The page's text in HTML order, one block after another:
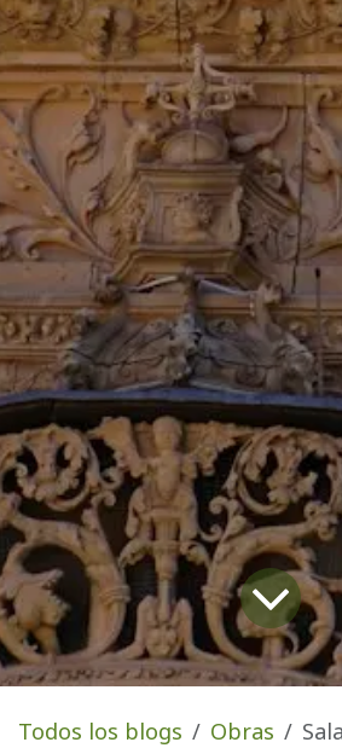
Todos los blogs Obras